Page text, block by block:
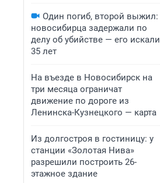
Один погиб, второй выжил:
новосибирца задержали по
делу об убийстве — его искали
35 лет
На въезде в Новосибирск на
три месяца ограничат
движение по дороге из
Ленинска-Кузнецкого — карта
Из долгостроя в гостиницу: у
станции «Золотая Нива»
разрешили построить 26-
этажное здание